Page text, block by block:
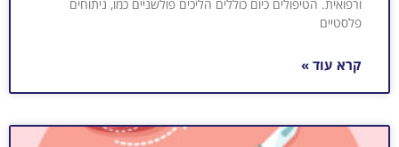
ורפואית. הטיפולים כיום כוללים הליכים פולשניים כמו, ניתוחים
פלסטיים
קרא עוד »